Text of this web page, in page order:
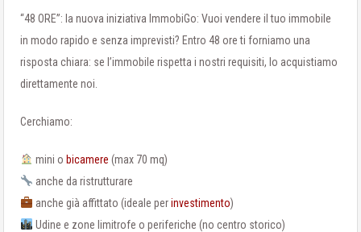
“48 ORE”: la nuova iniziativa ImmobiGo: Vuoi vendere il tuo immobile
in modo rapido e senza imprevisti? Entro 48 ore ti forniamo una
risposta chiara: se l’immobile rispetta i nostri requisiti, lo acquistiamo
direttamente noi.
Cerchiamo:
mini o bicamere (max 70 mq)
anche da ristrutturare
anche già affittato (ideale perinvestimento)
Udine e zone limitrofe o periferiche (no centro storico)